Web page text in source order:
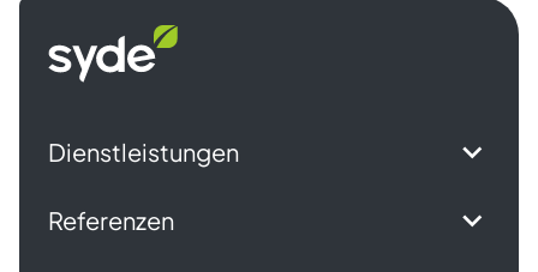
Syde
Startseite
Dienstleistungen
Referenzen